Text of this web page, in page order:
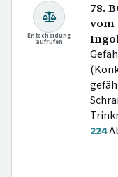
Entscheidung
aufrufen
78.
vom
224